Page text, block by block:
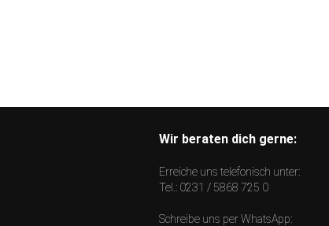
Wir beraten dich gerne:
Erreiche uns telefonisch unter:
Tel.: 0231 / 5868 725 0
Schreibe uns per WhatsApp: